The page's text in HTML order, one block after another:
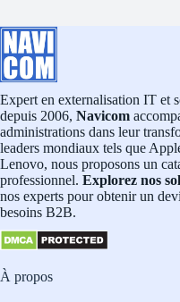
Expert en externalisation IT et
depuis 2006, Navicom
administrations dans leur
leaders mondiaux tels que
Lenovo, nous proposons un
professionnel. Explorez nos
nos experts pour obtenir un
besoins B2B.
À propos